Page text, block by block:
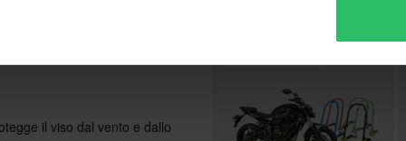
della gamba
per una protezione maggiore
il viso dal vento e dallo